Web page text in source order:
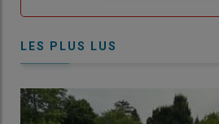
LES PLUS LUS